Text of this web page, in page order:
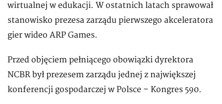
wirtualnej w edukacji. W ostatnich latach sprawował
stanowisko prezesa zarządu pierwszego akceleratora
gier wideo ARP Games.
Przed objęciem pełniącego obowiązki dyrektora
NCBR był prezesem zarządu jednej z największej
konferencji gospodarczej w Polsce – Kongres 590.